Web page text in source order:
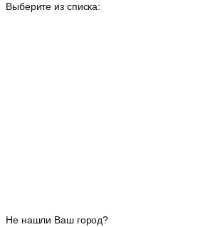
Выберите из списка:
Не нашли Ваш город?